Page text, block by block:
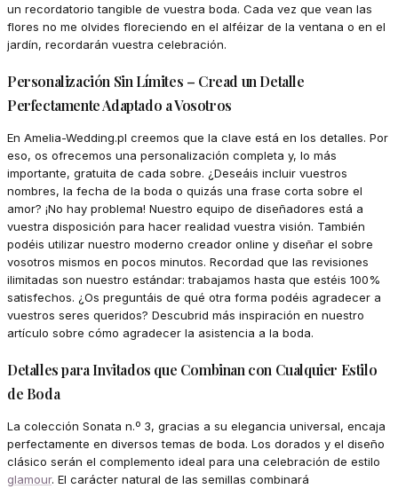
un recordatorio tangible de vuestra boda. Cada vez que vean las
flores no me olvides floreciendo en el alféizar de la ventana o en el
jardín, recordarán vuestra celebración.
Personalización Sin Límites – Cread un Detalle
Perfectamente Adaptado a Vosotros
En Amelia-Wedding.pl creemos que la clave está en los detalles. Por
eso, os ofrecemos una personalización completa y, lo más
importante, gratuita de cada sobre. ¿Deseáis incluir vuestros
nombres, la fecha de la boda o quizás una frase corta sobre el
amor? ¡No hay problema! Nuestro equipo de diseñadores está a
vuestra disposición para hacer realidad vuestra visión. También
podéis utilizar nuestro moderno creador online y diseñar el sobre
vosotros mismos en pocos minutos. Recordad que las revisiones
ilimitadas son nuestro estándar: trabajamos hasta que estéis 100%
satisfechos. ¿Os preguntáis de qué otra forma podéis agradecer a
vuestros seres queridos? Descubrid más inspiración en nuestro
artículo sobre cómo agradecer la asistencia a la boda.
Detalles para Invitados que Combinan con Cualquier Estilo
de Boda
La colección Sonata n.º 3, gracias a su elegancia universal, encaja
perfectamente en diversos temas de boda. Los dorados y el diseño
clásico serán el complemento ideal para una celebración de estilo
glamour. El carácter natural de las semillas combinará